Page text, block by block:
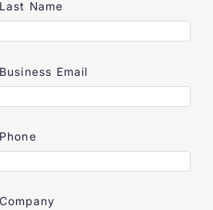
Last Name
Business Email
Phone
Company